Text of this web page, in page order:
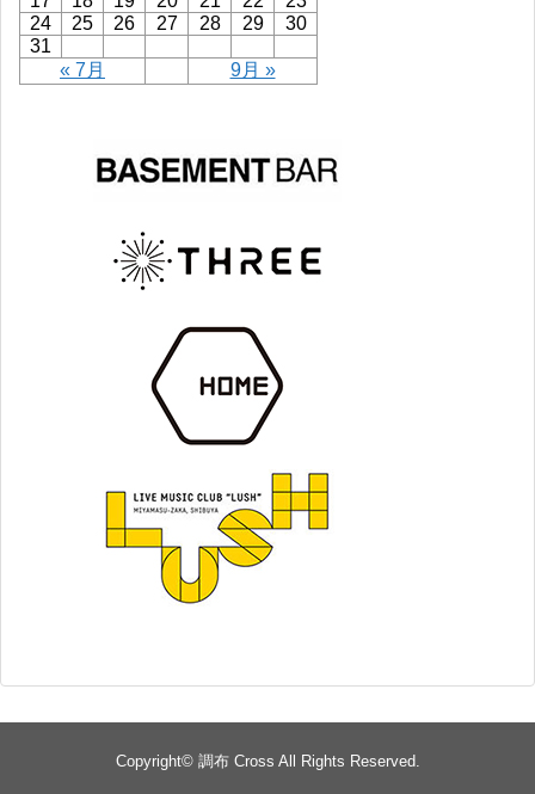
24
25 26 27 28 29
30
31
« 7月
9月 »
Copyright© 調布 Cross All Rights Reserved.